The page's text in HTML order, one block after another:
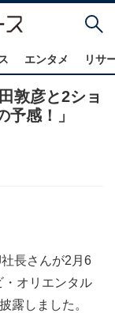
エンタメ リサ
敦彦と2ショ
感！」
長さんが2月6
・オリエンタル
露しました。